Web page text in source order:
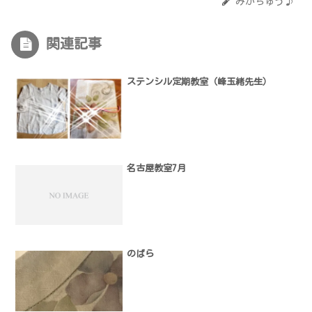
関連記事
ステンシル定期教室（峰玉緒先生）
名古屋教室7月
のばら